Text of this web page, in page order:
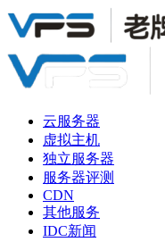
云服务器
虚拟主机
独立服务器
服务器评测
CDN
其他服务
IDC新闻